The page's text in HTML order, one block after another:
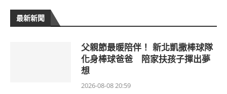
最新新聞
父親節最暖陪伴！ 新北凱撒棒球隊
化身棒球爸爸 陪家扶孩子揮出夢
想
2026-08-08 20:59